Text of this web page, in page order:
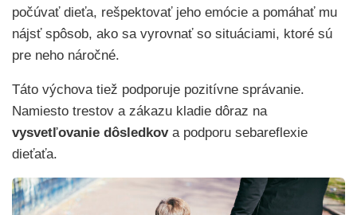
počúvať dieťa, rešpektovať jeho emócie a pomáhať mu
nájsť spôsob, ako sa vyrovnať so situáciami, ktoré sú
pre neho náročné.
Táto výchova tiež podporuje pozitívne správanie.
Namiesto trestov a zákazu kladie dôraz na
vysvetľovanie dôsledkov a podporu sebareflexie
dieťaťa.